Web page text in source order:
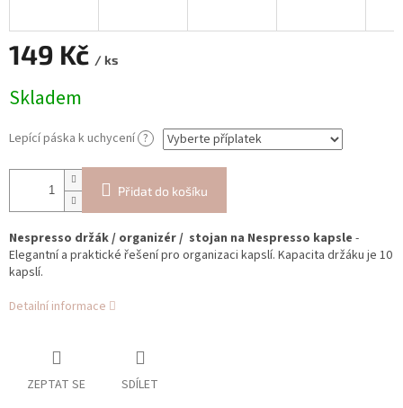
149 Kč / ks
cena:
Skladem
Lepící páska k uchycení ?
Přidat do košíku
Nespresso držák / organizér / stojan na Nespresso kapsle -
Elegantní a praktické řešení pro organizaci kapslí. Kapacita držáku je 10
kapslí.
Detailní informace
ZEPTAT SE SDÍLET